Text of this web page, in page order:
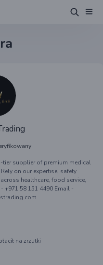
tier supplier of premium medical
on our expertise, safety
healthcare, food service,
+971 58 151 4490 Email -
na zrzutki